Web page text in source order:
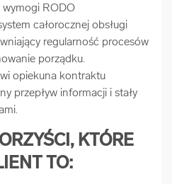
wymogi RODO
całorocznej obsługi
regularność procesów
porządku.
opiekuna kontraktu
przepływ informacji i stały
KTÓRE
TO: